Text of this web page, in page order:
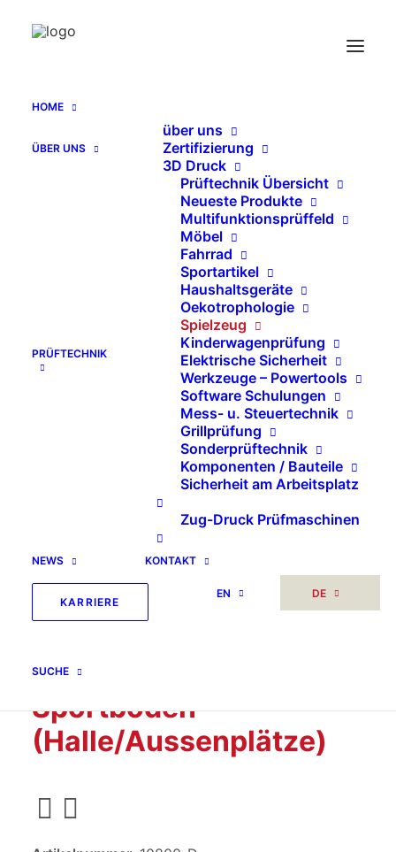
HOME
ÜBER UNS
über uns
Zertifizierung
3D Druck
PRÜFTECHNIK
Prüftechnik Übersicht
Neueste Produkte
Multifunktionsprüffeld
Möbel
Fahrrad
Sportartikel
Haushaltsgeräte
Oekotrophologie
Spielzeug
Kinderwagenprüfung
Elektrische Sicherheit
Werkzeuge – Powertools
Software Schulungen
Mess- u. Steuertechnik
Grillprüfung
Sonderprüftechnik
Komponenten / Bauteile
Sicherheit am Arbeitsplatz
Zug-Druck Prüfmaschinen
NEWS KONTAKT
KARRIERE
EN DE
SUCHE
HIC Fallprüfung EN 1177 Sportböden
(Halle/Aussenplätze)
Home
HIC Fallprüfung EN 1177 Sportböden
(Halle/Aussenplätze)
HIC Fallprüfung EN 1177
Sportböden
(Halle/Aussenplätze)